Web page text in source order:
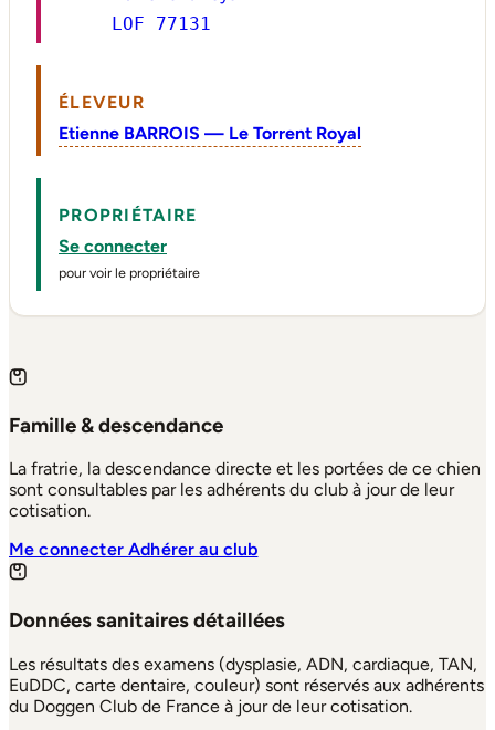
LOF 77131
ÉLEVEUR
Etienne BARROIS — Le Torrent Royal
PROPRIÉTAIRE
Se connecter
pour voir le propriétaire
Famille & descendance
La fratrie, la descendance directe et les portées de ce chien
sont consultables par les adhérents du club à jour de leur
cotisation.
Me connecterAdhérer au club
Données sanitaires détaillées
Les résultats des examens (dysplasie, ADN, cardiaque, TAN,
EuDDC, carte dentaire, couleur) sont réservés aux adhérents
du Doggen Club de France à jour de leur cotisation.